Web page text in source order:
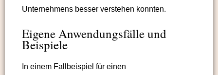
Unternehmens besser verstehen konnten.
Eigene Anwendungsfälle und
Beispiele
In einem Fallbeispiel für einen